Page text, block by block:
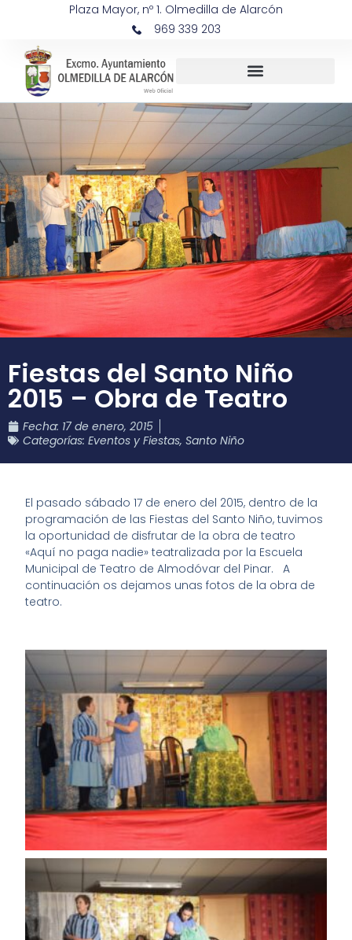
Plaza Mayor, nº 1. Olmedilla de Alarcón
969 339 203
Fiestas del Santo Niño
2015 – Obra de Teatro
Fecha: 17 de enero, 2015
Categorías: Eventos y Fiestas, Santo Niño
El pasado sábado 17 de enero del 2015, dentro de la
programación de las Fiestas del Santo Niño, tuvimos
la oportunidad de disfrutar de la obra de teatro
«Aquí no paga nadie» teatralizada por la Escuela
Municipal de Teatro de Almodóvar del Pinar. A
continuación os dejamos unas fotos de la obra de
teatro.